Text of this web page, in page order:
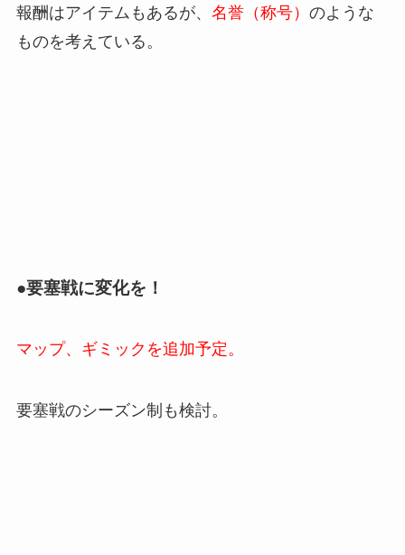
報酬はアイテムもあるが、 名誉（称号） のような
ものを考えている。
●要塞戦に変化を！
マップ、ギミックを追加予定。
要塞戦のシーズン制も検討。